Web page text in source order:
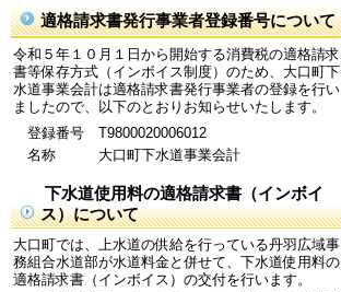
適格請求書発行事業者登録番号について
令和５年１０月１日から開始する消費税の適格請求
書等保存方式（インボイス制度）のため、大口町下
水道事業会計は適格請求書発行事業者の登録を行い
ましたので、以下のとおりお知らせいたします。
登録番号 T9800020006012
名称 大口町下水道事業会計
下水道使用料の適格請求書（インボイ
ス）について
大口町では、上水道の供給を行っている丹羽広域事
務組合水道部が水道料金と併せて、下水道使用料の
適格請求書（インボイス）の交付を行います。